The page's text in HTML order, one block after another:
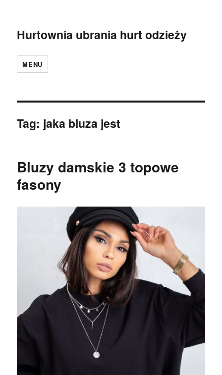
Hurtownia ubrania hurt odzieży
MENU
Tag: jaka bluza jest
Bluzy damskie 3 topowe
fasony